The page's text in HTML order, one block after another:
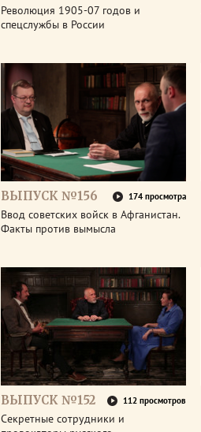
Революция 1905-07 годов и
спецслужбы в России
ВЫПУСК №156 174 просмотра
Ввод советских войск в Афганистан.
Факты против вымысла
ВЫПУСК №152 112 просмотров
Секретные сотрудники и